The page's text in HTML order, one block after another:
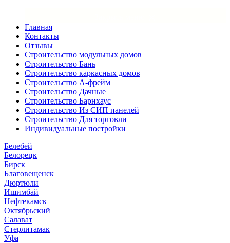
Главная
Контакты
Отзывы
Строительство модульных домов
Строительство Бань
Строительство каркасных домов
Строительство А-фрейм
Строительство Дачные
Строительство Барнхаус
Строительство Из СИП панелей
Строительство Для торговли
Индивидуальные постройки
Белебей
Белорецк
Бирск
Благовещенск
Дюртюли
Ишимбай
Нефтекамск
Октябрьский
Салават
Стерлитамак
Уфа